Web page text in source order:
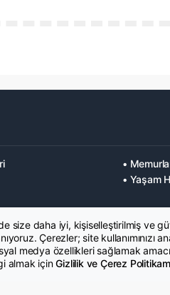
•
• Yaşam
size daha iyi, kişiselleştirilmiş ve
Çerezler; site kullanımınızı
medya özellikleri sağlamak
almak içinGizlilik ve Çerez